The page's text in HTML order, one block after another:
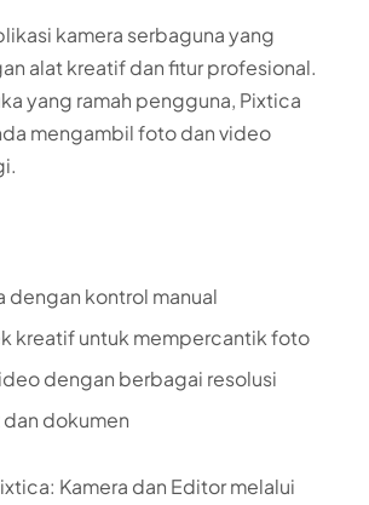
kamera serbaguna yang
alat kreatif dan fitur profesional.
yang ramah pengguna, Pixtica
mengambil foto dan video
dengan kontrol manual
kreatif untuk mempercantik foto
dengan berbagai resolusi
dan dokumen
Kamera dan Editor melalui